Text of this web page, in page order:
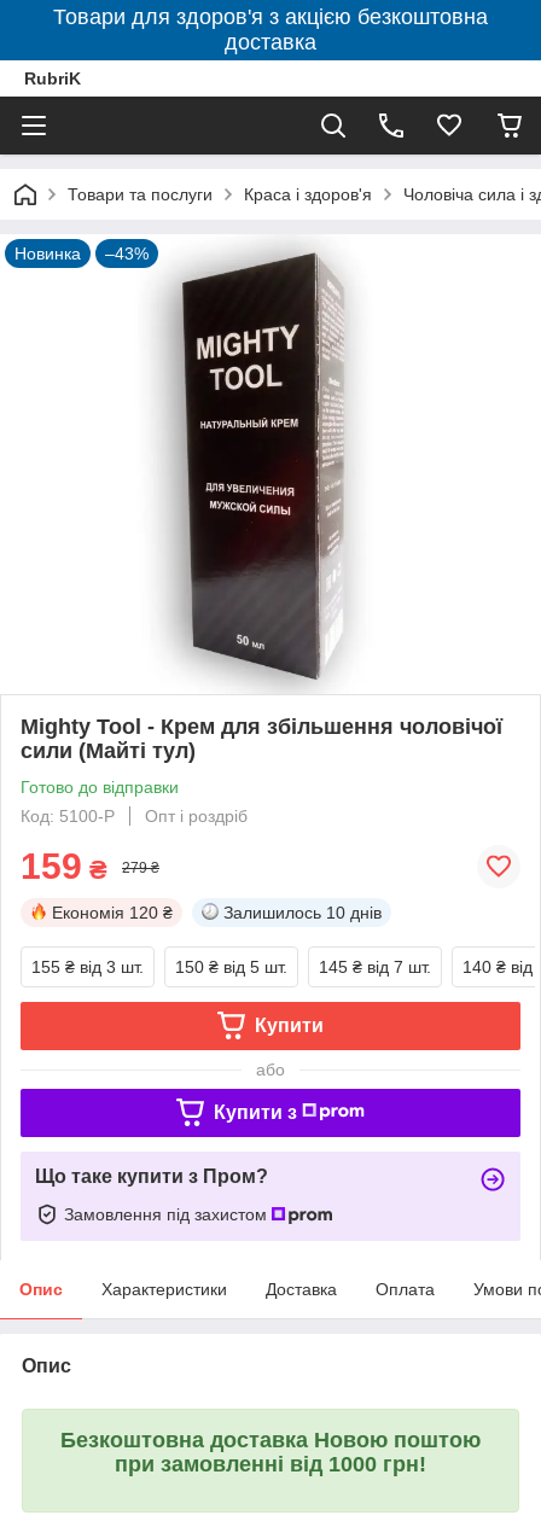
Товари для здоров'я з акцією безкоштовна
доставка
RubriK
Товари та послуги Краса і здоров'я Чоловіча сила і
Новинка –43%
Mighty Tool - Крем для збільшення чоловічої
сили (Майті тул)
Готово до відправки
Код: 5100-P
Опт і роздріб
159 ₴ 279 ₴
Економія 120 ₴ Залишилось 10 днів
155 ₴ від 3 шт. 150 ₴ від 5 шт. 145 ₴ від 7 шт. 140 ₴ від
Купити
або
Купити з
Що таке купити з Пром?
Замовлення під захистом
Опис Характеристики Доставка Оплата Умови
Опис
Безкоштовна доставка Новою поштою
при замовленні від 1000 грн!